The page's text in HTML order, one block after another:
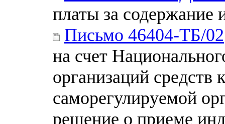
платы за содержание
Письмо 46404-ТБ/02
на счет
организаций средств
саморегулируемой
решение о приеме